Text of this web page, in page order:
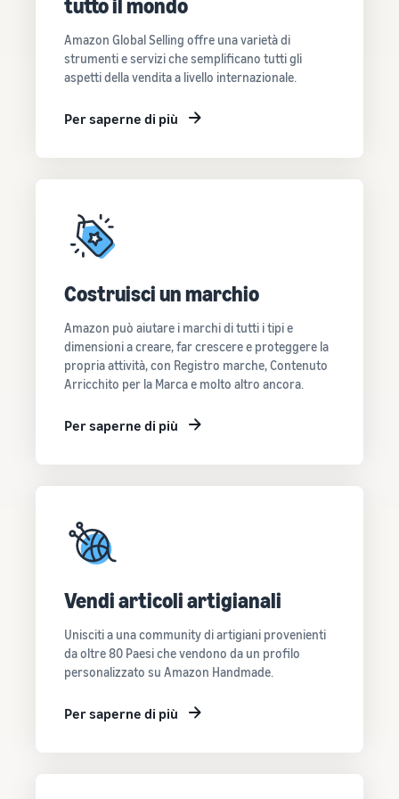
Come vendere
magliette online
Espandi il tuo marchio di
magliette
tutto il mondo
Amazon Global Selling offre una varietà di
strumenti e servizi che semplificano tutti gli
aspetti della vendita a livello internazionale.
Per saperne di più
Costruisci un marchio
Amazon può aiutare i marchi di tutti i tipi e
dimensioni a creare, far crescere e proteggere la
propria attività, con Registro marche, Contenuto
Arricchito per la Marca e molto altro ancora.
Per saperne di più
Vendi articoli artigianali
Unisciti a una community di artigiani provenienti
da oltre 80 Paesi che vendono da un profilo
personalizzato su Amazon Handmade.
Per saperne di più